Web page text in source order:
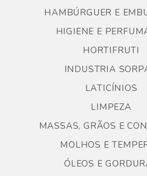
HAMBÚRGUER E
HIGIENE E
HORTIFRUTI
INDUSTRIA
LATICÍNIOS
LIMPEZA
MASSAS, GRÃOS E
MOLHOS E
ÓLEOS E